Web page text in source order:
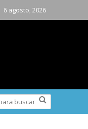
6 agosto, 2026